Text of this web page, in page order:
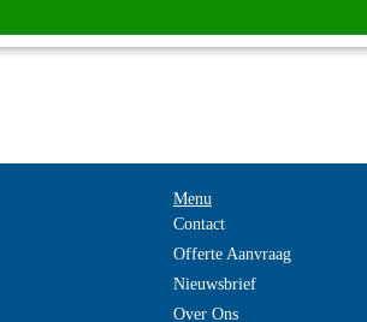
Menu
Contact
Offerte Aanvraag
Nieuwsbrief
Over Ons